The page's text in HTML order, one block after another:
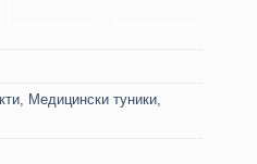
Медицински туники